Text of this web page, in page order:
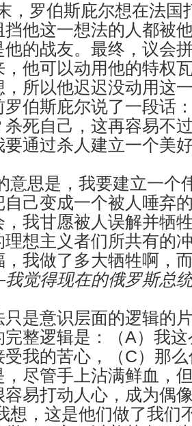
罗伯斯庇尔想在法国
他这一想法的人都被
的战友。最终，议会
，他可以动用他的特权
所以他迟迟没动用这
伯斯庇尔说了一段话
死自己，这再容易不
通过杀人建立一个美
是，我要建立一个
自己变成一个被人唾弃
，我甘愿被人误解并牺
理想主义者们所共有的
，我做了多大牺牲啊，
觉得现在的俄罗斯总
意识层面的逻辑的片
整逻辑是：（A）我
我的苦心，（C）那
管手上沾满鲜血，但
易打动人心，成为偶
这是他们做了我们